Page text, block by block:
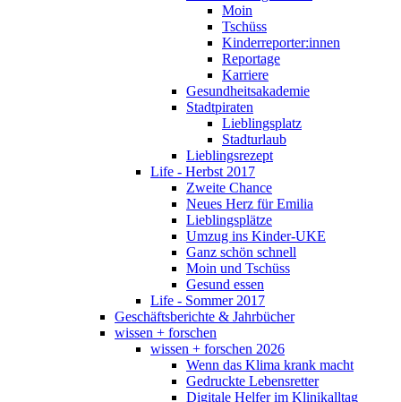
Moin
Tschüss
Kinderreporter:innen
Reportage
Karriere
Gesundheitsakademie
Stadtpiraten
Lieblingsplatz
Stadturlaub
Lieblingsrezept
Life - Herbst 2017
Zweite Chance
Neues Herz für Emilia
Lieblingsplätze
Umzug ins Kinder-UKE
Ganz schön schnell
Moin und Tschüss
Gesund essen
Life - Sommer 2017
Geschäftsberichte & Jahrbücher
wissen + forschen
wissen + forschen 2026
Wenn das Klima krank macht
Gedruckte Lebensretter
Digitale Helfer im Klinikalltag